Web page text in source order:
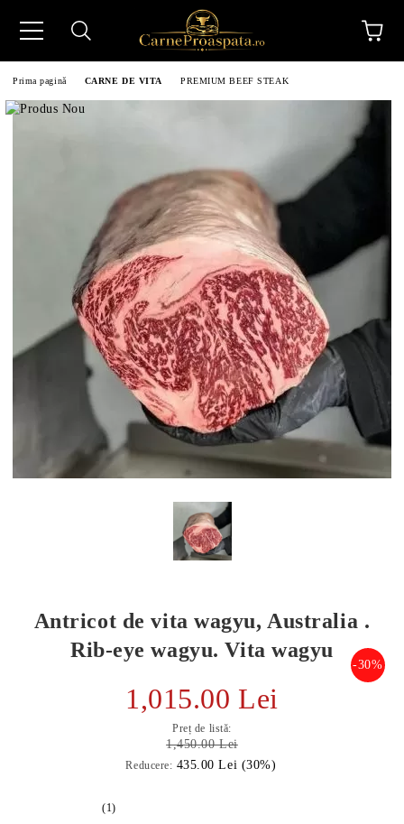
Prima pagină CARNE DE VITA PREMIUM BEEF STEAK
Antricot de vita wagyu, Australia .
Rib-eye wagyu. Vita wagyu
-30%
1,015.00 Lei
Preț de listă:
1,450.00 Lei
Reducere: 435.00 Lei (30%)
(1)